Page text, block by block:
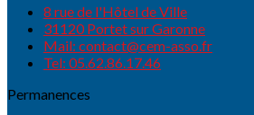
8 rue de l'Hôtel de Ville
31120 Portet sur Garonne
Mail: contact@cem-asso.fr
Tel: 05.62.86.17.46
Permanences